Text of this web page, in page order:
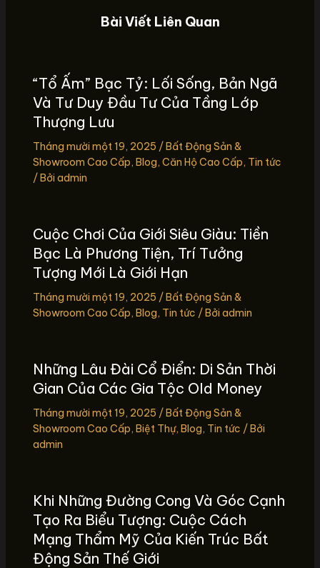
Bài Viết Liên Quan
“Tổ Ấm” Bạc Tỷ: Lối Sống, Bản Ngã
Và Tư Duy Đầu Tư Của Tầng Lớp
Thượng Lưu
Tháng mười một 19, 2025 /Bất Động Sản &
Showroom Cao Cấp, Blog, Căn Hộ Cao Cấp, Tin tức
/ Bởi admin
Cuộc Chơi Của Giới Siêu Giàu: Tiền
Bạc Là Phương Tiện, Trí Tưởng
Tượng Mới Là Giới Hạn
Tháng mười một 19, 2025 /Bất Động Sản &
Showroom Cao Cấp, Blog, Tin tức / Bởi admin
Những Lâu Đài Cổ Điển: Di Sản Thời
Gian Của Các Gia Tộc Old Money
Tháng mười một 19, 2025 /Bất Động Sản &
Showroom Cao Cấp, Biệt Thự, Blog, Tin tức / Bởi
admin
Khi Những Đường Cong Và Góc Cạnh
Tạo Ra Biểu Tượng: Cuộc Cách
Mạng Thẩm Mỹ Của Kiến Trúc Bất
Động Sản Thế Giới